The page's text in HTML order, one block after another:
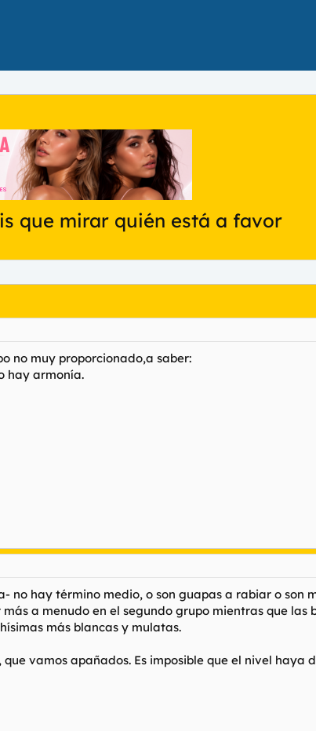
que mirar quién está a favor
no muy proporcionado,a saber:
hay armonía.
no hay término medio, o son guapas a rabiar o son
a menudo en el segundo grupo mientras que las
más blancas y mulatas.
vamos apañados. Es imposible que el nivel haya